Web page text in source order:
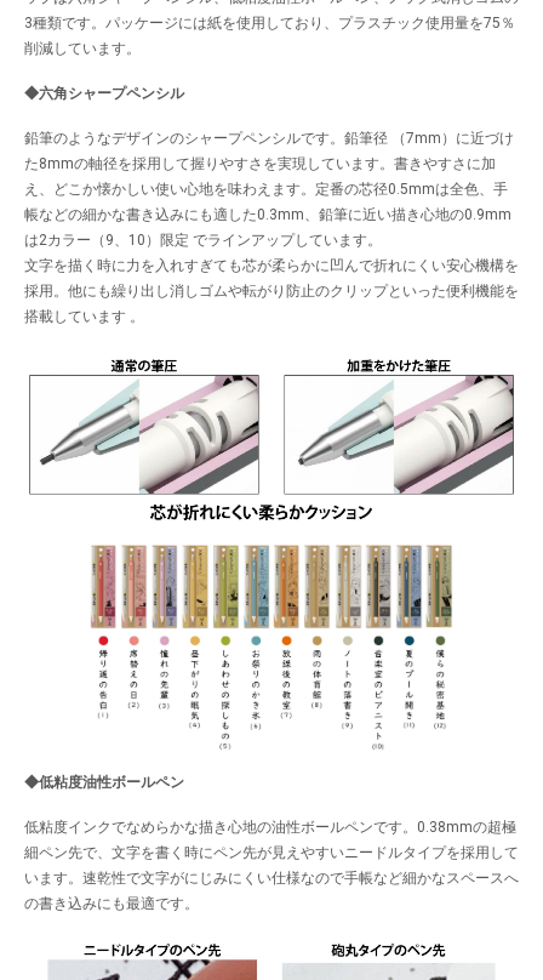
3種類です。パッケージには紙を使用しており、プラスチック使用量を75％
削減しています。
◆六角シャープペンシル
鉛筆のようなデザインのシャープペンシルです。鉛筆径 （7mm）に近づけ
た8mmの軸径を採用して握りやすさを実現しています。書きやすさに加
え、どこか懐かしい使い心地を味わえます。定番の芯径0.5mmは全色、手
帳などの細かな書き込みにも適した0.3mm、鉛筆に近い描き心地の0.9mm
は2カラー（9、10）限定 でラインアップしています。
文字を描く時に力を入れすぎても芯が柔らかに凹んで折れにくい安心機構を
採用。他にも繰り出し消しゴムや転がり防止のクリップといった便利機能を
搭載しています 。
◆低粘度油性ボールペン
低粘度インクでなめらかな描き心地の油性ボールペンです。0.38mmの超極
細ペン先で、文字を書く時にペン先が見えやすいニードルタイプを採用して
います。速乾性で文字がにじみにくい仕様なので手帳など細かなスペースへ
の書き込みにも最適です。